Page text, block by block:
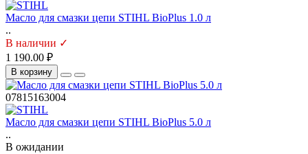
Масло для смазки цепи STIHL BioPlus 1.0 л
..
В наличии ✓
1 190.00 ₽
В корзину
07815163004
Масло для смазки цепи STIHL BioPlus 5.0 л
..
В ожидании